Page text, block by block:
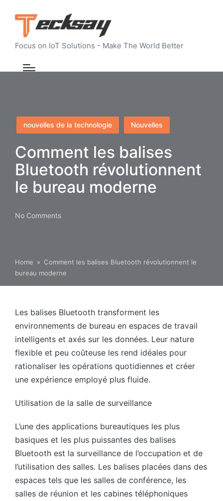
Focus on IoT Solutions - Make The World Better
Posted
in
nouvelles de la technologie Nouvelles
Comment les balises
Bluetooth révolutionnent
le bureau moderne
No Comments
Home » Comment les balises Bluetooth révolutionnent le
bureau moderne
Les balises Bluetooth transforment les
environnements de bureau en espaces de travail
intelligents et axés sur les données. Leur nature
flexible et peu coûteuse les rend idéales pour
rationaliser les opérations quotidiennes et créer
une expérience employé plus fluide.
Utilisation de la salle de surveillance
L’une des applications bureautiques les plus
basiques et les plus puissantes des balises
Bluetooth est la surveillance de l’occupation et de
l’utilisation des salles. Les balises placées dans des
espaces tels que les salles de conférence, les
salles de réunion et les cabines téléphoniques